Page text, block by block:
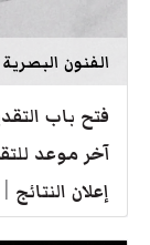
الفنون البصرية
فتح باب
آخر موعد
إعلان النتائج